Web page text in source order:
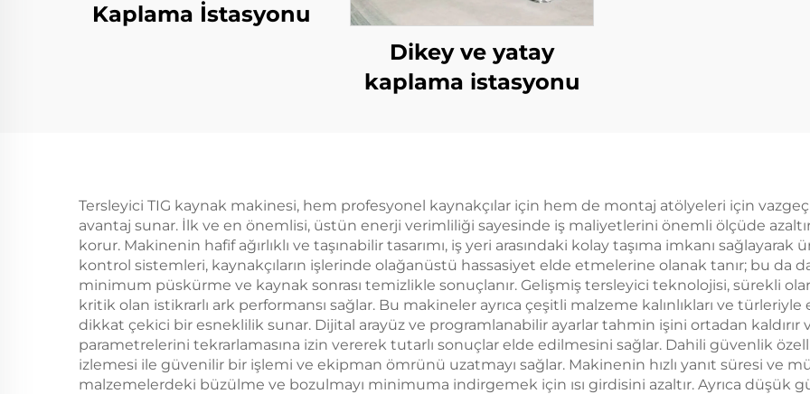
Kaplama İstasyonu
Dikey ve yatay
kaplama istasyonu
Tersleyici TIG kaynak makinesi, hem profesyonel kaynakçılar için hem de montaj atölyeleri için
avantaj sunar. İlk ve en önemlisi, üstün enerji verimliliği sayesinde iş maliyetlerini önemli ölçüde
korur. Makinenin hafif ağırlıklı ve taşınabilir tasarımı, iş yeri arasındaki kolay taşıma imkanı
kontrol sistemleri, kaynakçıların işlerinde olağanüstü hassasiyet elde etmelerine olanak tanır; bu da
minimum püskürme ve kaynak sonrası temizlikle sonuçlanır. Gelişmiş tersleyici teknolojisi, sürekli
kritik olan istikrarlı ark performansı sağlar. Bu makineler ayrıca çeşitli malzeme kalınlıkları ve
dikkat çekici bir esneklilik sunar. Dijital arayüz ve programlanabilir ayarlar tahmin işini ortadan
parametrelerini tekrarlamasına izin vererek tutarlı sonuçlar elde edilmesini sağlar. Dahili güvenlik
izlemesi ile güvenilir bir işlemi ve ekipman ömrünü uzatmayı sağlar. Makinenin hızlı yanıt süresi ve
malzemelerdeki büzülme ve bozulmayı minimuma indirgemek için ısı girdisini azaltır. Ayrıca düşük